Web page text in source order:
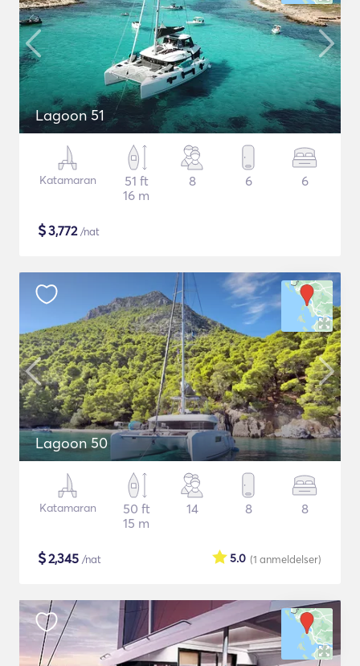
Lagoon 51
Katamaran
51 ft
16 m
8 6 6
$3,772/nat
Lagoon 50
Katamaran
50 ft
15 m
14 8 8
$2,345 /nat (1 anmeldelser)
5.0